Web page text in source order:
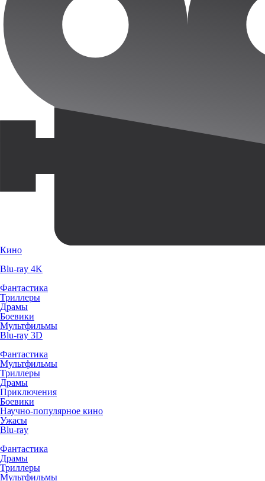
Кино
Blu-ray 4K
Фантастика
Триллеры
Драмы
Боевики
Мультфильмы
Blu-ray 3D
Фантастика
Мультфильмы
Триллеры
Драмы
Приключения
Боевики
Научно-популярное кино
Ужасы
Blu-ray
Фантастика
Драмы
Триллеры
Мультфильмы